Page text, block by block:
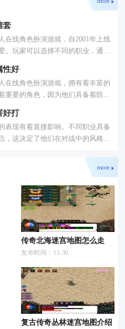
套
在线角色扮演游戏，自2001年上线
。玩家可以选择不同的职业，通过
性好
在线角色扮演游戏，拥有着丰富的
重要的角色，因为他们具备着防御
好打
表现有着直接影响。不同职业具备
，这决定了他们在对战中的风格与
more
传奇北海迷宫地图怎么走
发布时间：11-30
复古传奇丛林迷宫地图介绍